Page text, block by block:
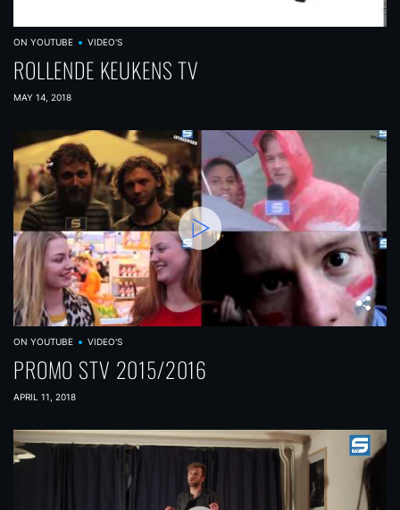
ON YOUTUBE VIDEO'S
ROLLENDE KEUKENS TV
MAY 14, 2018
ON YOUTUBE VIDEO'S
PROMO STV 2015/2016
APRIL 11, 2018